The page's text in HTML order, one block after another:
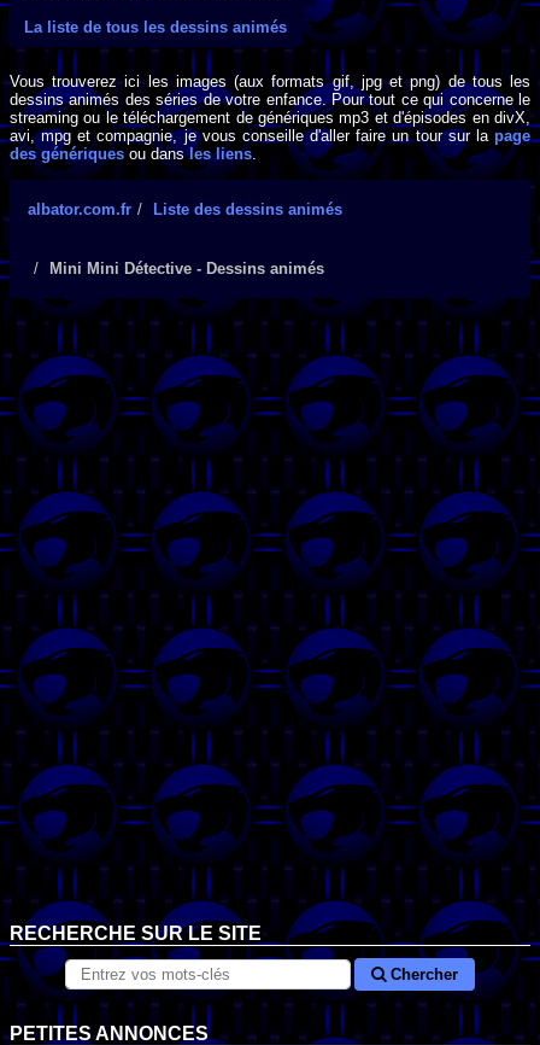
La liste de tous les dessins animés
Vous trouverez ici les images (aux formats gif, jpg et png) de tous les
dessins animés des séries de votre enfance. Pour tout ce qui concerne le
streaming ou le téléchargement de génériques mp3 et d'épisodes en divX,
avi, mpg et compagnie, je vous conseille d'aller faire un tour sur la page
des génériques ou dansles liens.
albator.com.fr Liste des dessins animés
Mini Mini Détective - Dessins animés
RECHERCHE SUR LE SITE
Chercher
PETITES ANNONCES